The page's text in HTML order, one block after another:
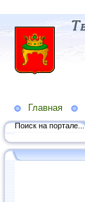
Главная
Поиск на портале...